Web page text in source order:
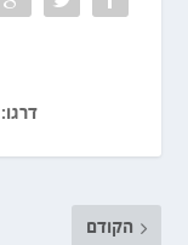
דרגו:
הקודם